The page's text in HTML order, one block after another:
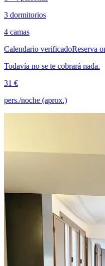
3 dormitorios
4 camas
Calendario verificadoReserva
Todavía no se te cobrará nada.
31 €
pers./noche (aprox.)